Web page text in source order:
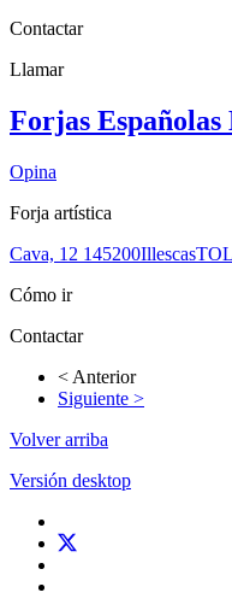
Contactar
Llamar
Forjas Españolas
Opina
Forja artística
Cava, 12 145200Illescas
Cómo ir
Contactar
< Anterior
Siguiente >
Volver arriba
Versión desktop